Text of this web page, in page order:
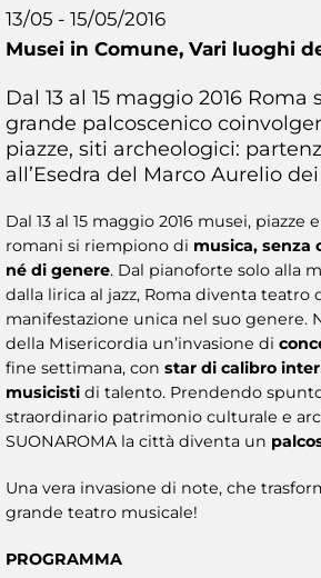
13/05 - 15/05/2016
Musei in Comune, Vari luoghi
Dal 13 al 15 maggio 2016
grande palcoscenico
piazze, siti archeologici:
all’Esedra del Marco Aurelio
Dal 13 al 15 maggio 2016 musei, piazze
romani si riempiono di musica, senza
né di genere. Dal pianoforte solo alla
dalla lirica al jazz, Roma diventa teatro
manifestazione unica nel suo genere.
della Misericordia un’invasione di
fine settimana, con star di calibro
musicisti di talento. Prendendo
straordinario patrimonio culturale e
SUONAROMA la città diventa un
Una vera invasione di note, che
grande teatro musicale!
PROGRAMMA